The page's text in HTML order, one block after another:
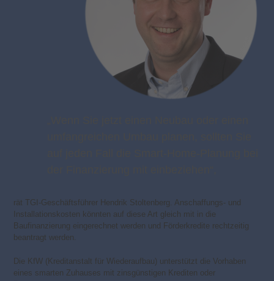
rät TGI-Geschäftsführer Hendrik Stoltenberg. Anschaffungs- und
Installationskosten könnten auf diese Art gleich mit in die
Baufinanzierung eingerechnet werden und Förderkredite rechtzeitig
beantragt werden.
Die KfW (Kreditanstalt für Wiederaufbau) unterstützt die Vorhaben
eines smarten Zuhauses mit zinsgünstigen Krediten oder